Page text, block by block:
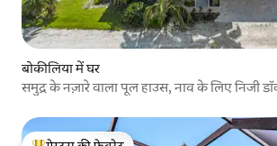
बोकीलिया में घर
समुद्र के नज़ारे वाला पूल हाउस, नाव के लिए निजी